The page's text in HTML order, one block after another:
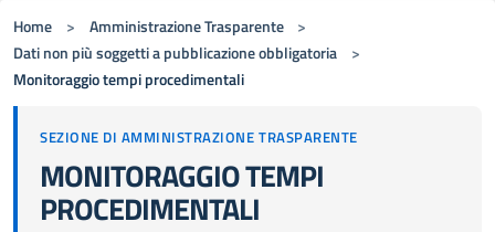
ISCRITTO
AGGIORNAMENTO PROFESSIONALE
Home > Amministrazione Trasparente
>
Dati non più soggetti a pubblicazione obbligatoria
>
Monitoraggio tempi procedimentali
SEZIONE DI AMMINISTRAZIONE TRASPARENTE
MONITORAGGIO TEMPI
PROCEDIMENTALI